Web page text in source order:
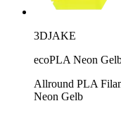
3DJAKE
ecoPLA Neon
Allround PLA
Neon Gelb